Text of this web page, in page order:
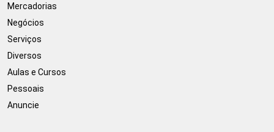
Mercadorias
Negócios
Serviços
Diversos
Aulas e Cursos
Pessoais
Anuncie